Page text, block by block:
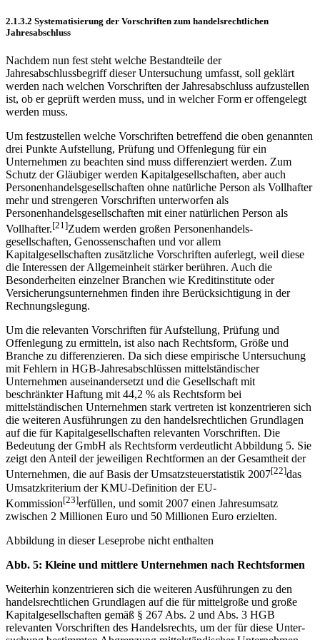
2.1.3.2 Systematisierung der Vorschriften zum handelsrechtlichen
Jahresabschluss
Nachdem nun fest steht welche Bestandteile der
Jahresabschlussbegriff dieser Unter­suchung umfasst, soll geklärt
werden nach welchen Vorschriften der Jahresabschluss aufzustellen
ist, ob er geprüft werden muss, und in welcher Form er offengelegt
werden muss.
Um festzustellen welche Vorschriften betreffend die oben genannten
drei Punkte Aufstellung, Prüfung und Offenlegung für ein
Unternehmen zu beachten sind muss differenziert werden. Zum
Schutz der Gläubiger werden Kapitalgesellschaften, aber auch
Personenhandelsgesellschaften ohne natürliche Person als Vollhafter
mehr und strengeren Vorschriften unterworfen als
Personenhandelsgesellschaften mit einer natürlichen Person als
Vollhafter.[21]Zudem werden großen Personenhandels­
gesellschaften, Genossenschaften und vor allem
Kapitalgesellschaften zusätzliche Vorschriften auferlegt, weil diese
die Interessen der Allgemeinheit stärker berühren. Auch die
Besonderheiten einzelner Branchen wie Kreditinstitute oder
Versicherungs­unternehmen finden ihre Berücksichtigung in der
Rechnungslegung.
Um die relevanten Vorschriften für Aufstellung, Prüfung und
Offenlegung zu ermitteln, ist also nach Rechtsform, Größe und
Branche zu differenzieren. Da sich diese empirische Untersuchung
mit Fehlern in HGB-Jahresabschlüssen mittelständischer
Unternehmen auseinandersetzt und die Gesellschaft mit
beschränkter Haftung mit 44,2 % als Rechtsform bei
mittelständischen Unternehmen stark vertreten ist konzentrieren sich
die weiteren Ausführungen zu den handelsrechtlichen Grundlagen
auf die für Kapitalgesellschaften relevanten Vorschriften. Die
Bedeutung der GmbH als Rechts­form verdeutlicht Abbildung 5. Sie
zeigt den Anteil der jeweiligen Rechtformen an der Gesamtheit der
Unternehmen, die auf Basis der Umsatzsteuerstatistik 2007[22]das
Umsatzkriterium der KMU-Definition der EU-
Kommission[23]erfüllen, und somit 2007 einen Jahresumsatz
zwischen 2 Millionen Euro und 50 Millionen Euro erzielten.
Abbildung in dieser Leseprobe nicht enthalten
Abb. 5: Kleine und mittlere Unternehmen nach Rechtsformen
Weiterhin konzentrieren sich die weiteren Ausführungen zu den
handelsrechtlichen Grundlagen auf die für mittelgroße und große
Kapitalgesellschaften gemäß § 267 Abs. 2 und Abs. 3 HGB
relevanten Vorschriften des Handelsrechts, um der für diese Unter­